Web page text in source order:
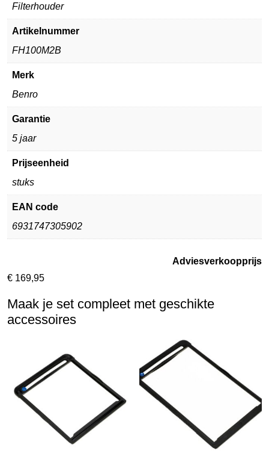
Filterhouder
Artikelnummer
FH100M2B
Merk
Benro
Garantie
5 jaar
Prijseenheid
stuks
EAN code
6931747305902
Adviesverkoopprijs
€ 169,95
Maak je set compleet met geschikte
accessoires